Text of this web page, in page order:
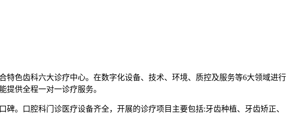
特色齿科六大诊疗中心。在数字化设备、技术、环境、质控及服务等6大领域进行
提供全程一对一诊疗服务。
。口腔科门诊医疗设备齐全，开展的诊疗项目主要包括:牙齿种植、牙齿矫正、